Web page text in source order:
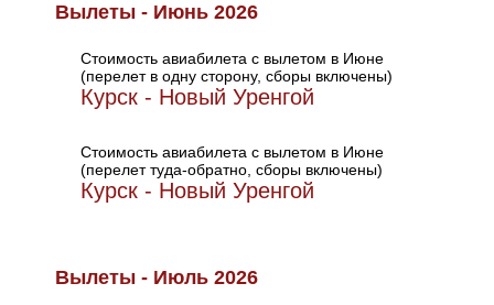
Вылеты - Июнь 2026
Стоимость авиабилета с вылетом в Июне
(перелет в одну сторону, сборы включены)
Курск - Новый Уренгой
Стоимость авиабилета с вылетом в Июне
(перелет туда-обратно, сборы включены)
Курск - Новый Уренгой
Вылеты - Июль 2026